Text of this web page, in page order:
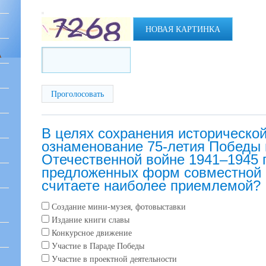
НОВАЯ КАРТИНКА
В целях сохранения
ознаменование 75-летия Победы
Отечественной войне 1941–1945
предложенных форм
считаете наиболее приемлемой?
Создание мини-музея, фотовыставки
Издание книги славы
Конкурсное движение
Участие в Параде Победы
Участие в проектной деятельности